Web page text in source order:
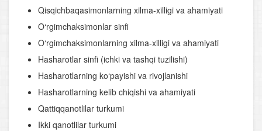
Qisqichbaqasimonlarning xilma-xilligi va ahamiyati
O‘rgimchaksimonlar sinfi
O‘rgimchaksimonlarning xilma-xilligi va ahamiyati
Hasharotlar sinfi (ichki va tashqi tuzilishi)
Hasharotlarning ko‘payishi va rivojlanishi
Hasharotlarning kelib chiqishi va ahamiyati
Qattiqqanotlilar turkumi
Ikki qanotlilar turkumi